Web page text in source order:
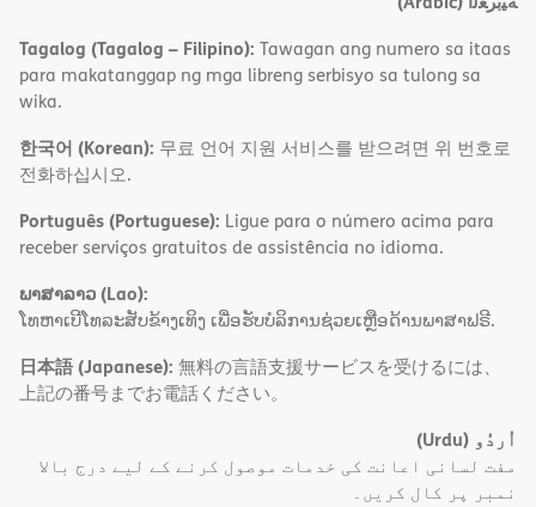
Tagalog (Tagalog – Filipino): Tawagan ang numero sa itaas
para makatanggap ng mga libreng serbisyo sa tulong sa
wika.
한국어 (Korean): 무료 언어 지원 서비스를 받으려면 위 번호로
전화하십시오.
Português (Portuguese): Ligue para o número acima para
receber serviços gratuitos de assistência no idioma.
ພາສາລາວ (Lao):
ໂທຫາເບີໂທລະສັບຂ້າງເທິງ ເພື່ອຮັບບໍລິການຊ່ວຍເຫຼືອດ້ານພາສາຟຣີ.
日本語 (Japanese): 無料の言語支援サービスを受けるには、
上記の番号までお電話ください。
اُردُو (Urdu)
مفت لسانی اعانت کی خدمات موصول کرنے کے لیے درج بالا
نمبر پر کال کریں۔